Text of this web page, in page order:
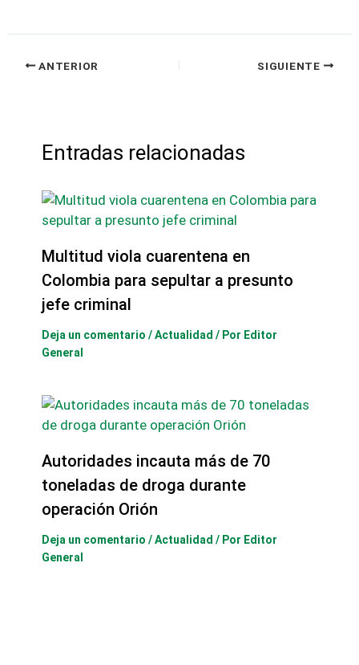
ANTERIOR SIGUIENTE
Entradas relacionadas
Multitud viola cuarentena en
Colombia para sepultar a presunto
jefe criminal
Deja un comentario /Actualidad / Por Editor
General
Autoridades incauta más de 70
toneladas de droga durante
operación Orión
Deja un comentario /Actualidad / Por Editor
General